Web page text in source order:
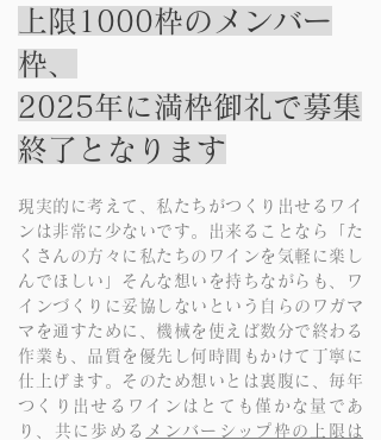
上限1000枠のメンバー
枠、
2025年に満枠御礼で募集
終了となります
現実的に考えて、私たちがつくり出せるワイ
ンは非常に少ないです。
出来ることなら「た
くさんの方々に私たちのワインを気軽に楽し
んでほしい」そんな想いを持ちながらも、
ワ
インづくりに妥協しないという自らのワガマ
マを通すために、機械を使えば数分で終わる
作業も、品質を優先し何時間もかけて丁寧に
仕上げます。そのため想いとは裏腹に、毎年
つくり出せるワインはとても僅かな量であ
り、共に歩める メンバーシップ枠の上限は